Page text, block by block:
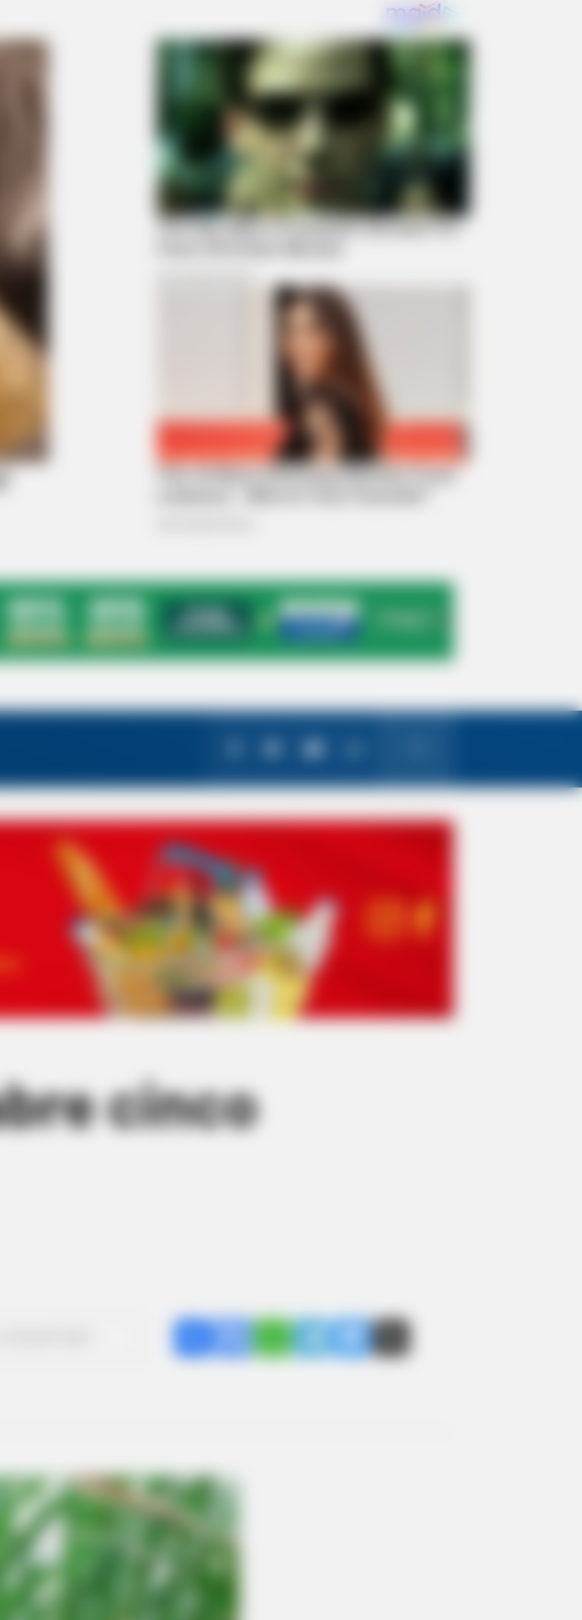
cinco
ShareFacebookWhatsAppTelegramMessenger
X